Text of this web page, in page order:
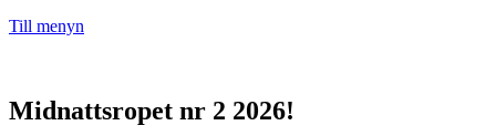
Till menyn
Midnattsropet nr 2 2026!